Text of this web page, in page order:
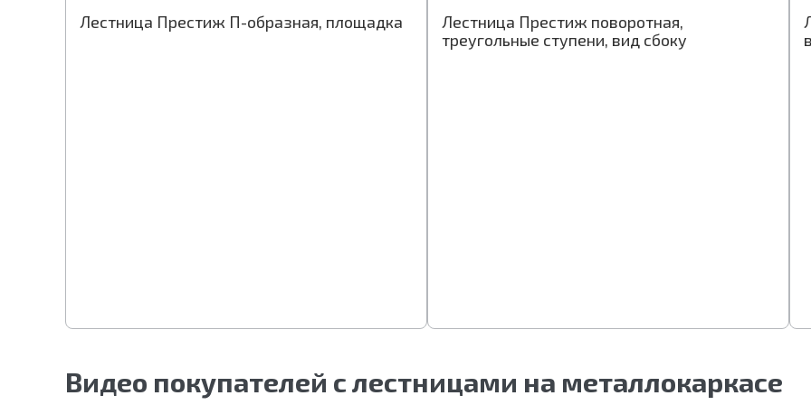
Лестница Престиж П-образная, площадка Лестница Престиж П-образная, вид сверху
Лестница Престиж поворотная,
треугольные ступени, вид сбоку
Видео покупателей с лестницами на металлокаркасе